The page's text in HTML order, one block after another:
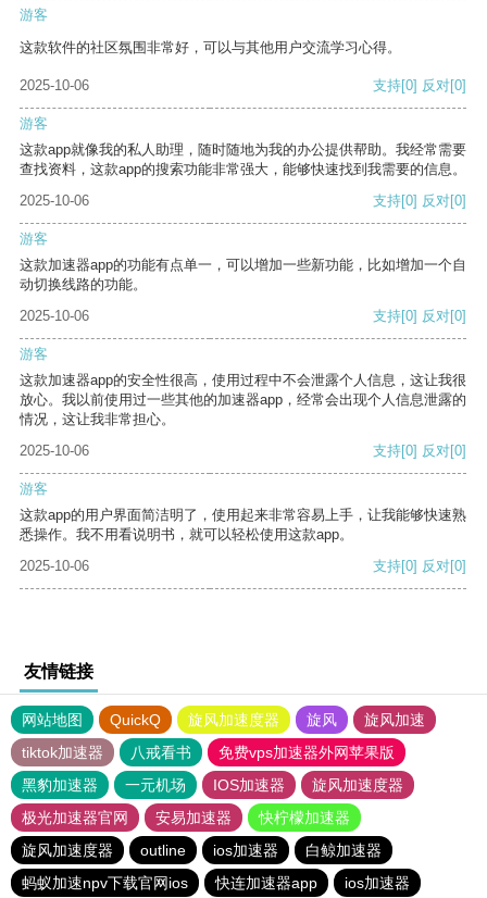
游客
这款软件的社区氛围非常好，可以与其他用户交流学习心得。
2025-10-06 支持[0] 反对[0]
游客
这款app就像我的私人助理，随时随地为我的办公提供帮助。我经常需要
查找资料，这款app的搜索功能非常强大，能够快速找到我需要的信息。
2025-10-06
支持[0] 反对[0]
游客
这款加速器app的功能有点单一，可以增加一些新功能，比如增加一个自
动切换线路的功能。
2025-10-06
支持[0] 反对[0]
游客
这款加速器app的安全性很高，使用过程中不会泄露个人信息，这让我很
放心。我以前使用过一些其他的加速器app，经常会出现个人信息泄露的
情况，这让我非常担心。
2025-10-06
支持[0] 反对[0]
游客
这款app的用户界面简洁明了，使用起来非常容易上手，让我能够快速熟
悉操作。我不用看说明书，就可以轻松使用这款app。
2025-10-06
支持[0] 反对[0]
友情链接
网站地图 QuickQ 旋风加速度器 旋风
旋风加速
tiktok加速器
八戒看书
免费vps加速器外网苹果版
黑豹加速器
一元机场 IOS加速器
旋风加速度器
极光加速器官网
安易加速器
快柠檬加速器
旋风加速度器
outline ios加速器
白鲸加速器
蚂蚁加速npv下载官网ios
快连加速器app ios加速器